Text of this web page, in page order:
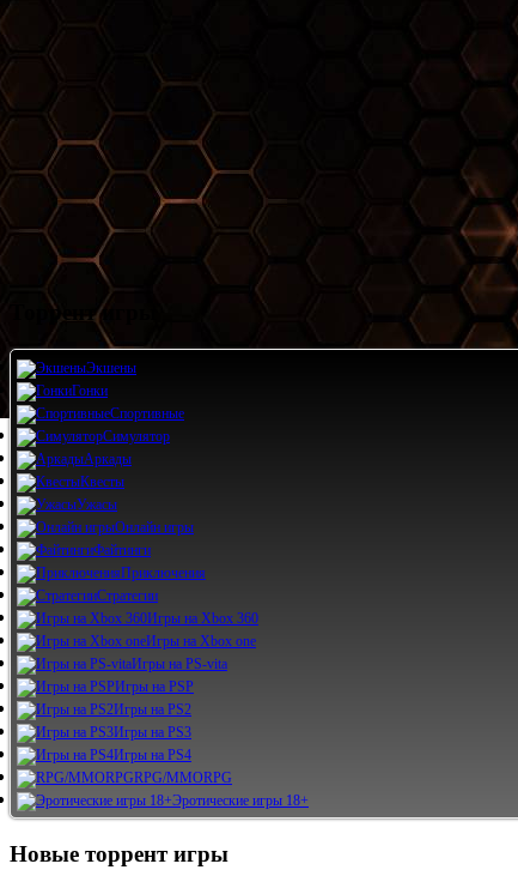
Торрент игры
Экшены
Гонки
Спортивные
Симулятор
Аркады
Квесты
Ужасы
Онлайн игры
Файтинги
Приключения
Стратегии
Игры на Xbox 360
Игры на Xbox one
Игры на PS-vita
Игры на PSP
Игры на PS2
Игры на PS3
Игры на PS4
RPG/MMORPG
Эротические игры 18+
Новые торрент игры